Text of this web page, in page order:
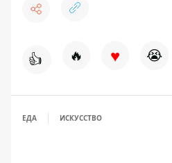
👍 🔥 ♥ 😭
ЕДА ИСКУССТВО